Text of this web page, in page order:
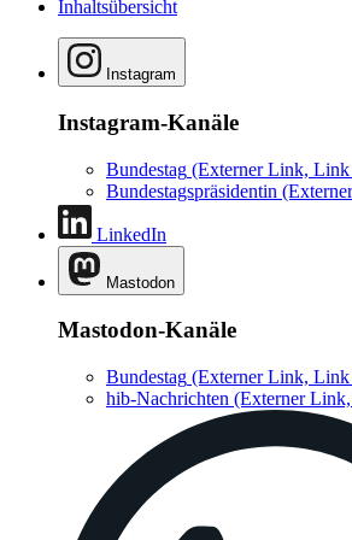
Inhaltsübersicht
Instagram
Instagram-Kanäle
Bundestag (Externer Link, Link
Bundestagspräsidentin
LinkedIn
Mastodon
Mastodon-Kanäle
Bundestag (Externer Link, Link
hib-Nachrichten (Externer